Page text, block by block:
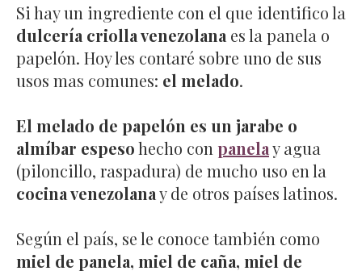
Si hay un ingrediente con el que identifico la
dulcería criolla venezolana es la panela o
papelón. Hoy les contaré sobre uno de sus
usos mas comunes: el melado.
El melado de papelón es un jarabe o
almíbar espesohecho con panelay agua
(piloncillo, raspadura) de mucho uso en la
cocina venezolanay de otros países latinos.
Según el país, se le conoce también como
miel de panela, miel de caña, miel de